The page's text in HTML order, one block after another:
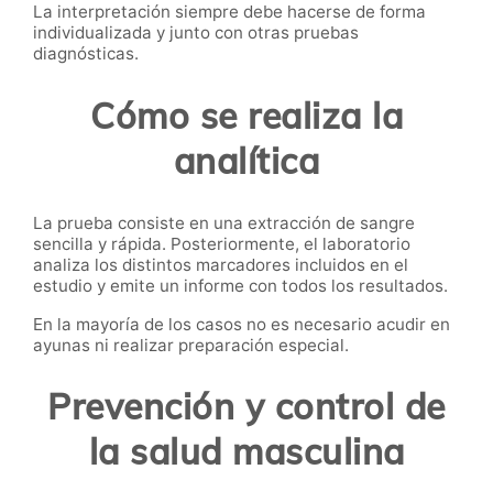
La interpretación siempre debe hacerse de forma
individualizada y junto con otras pruebas
diagnósticas.
Cómo se realiza la
analítica
La prueba consiste en una extracción de sangre
sencilla y rápida. Posteriormente, el laboratorio
analiza los distintos marcadores incluidos en el
estudio y emite un informe con todos los resultados.
En la mayoría de los casos no es necesario acudir en
ayunas ni realizar preparación especial.
Prevención y control de
la salud masculina